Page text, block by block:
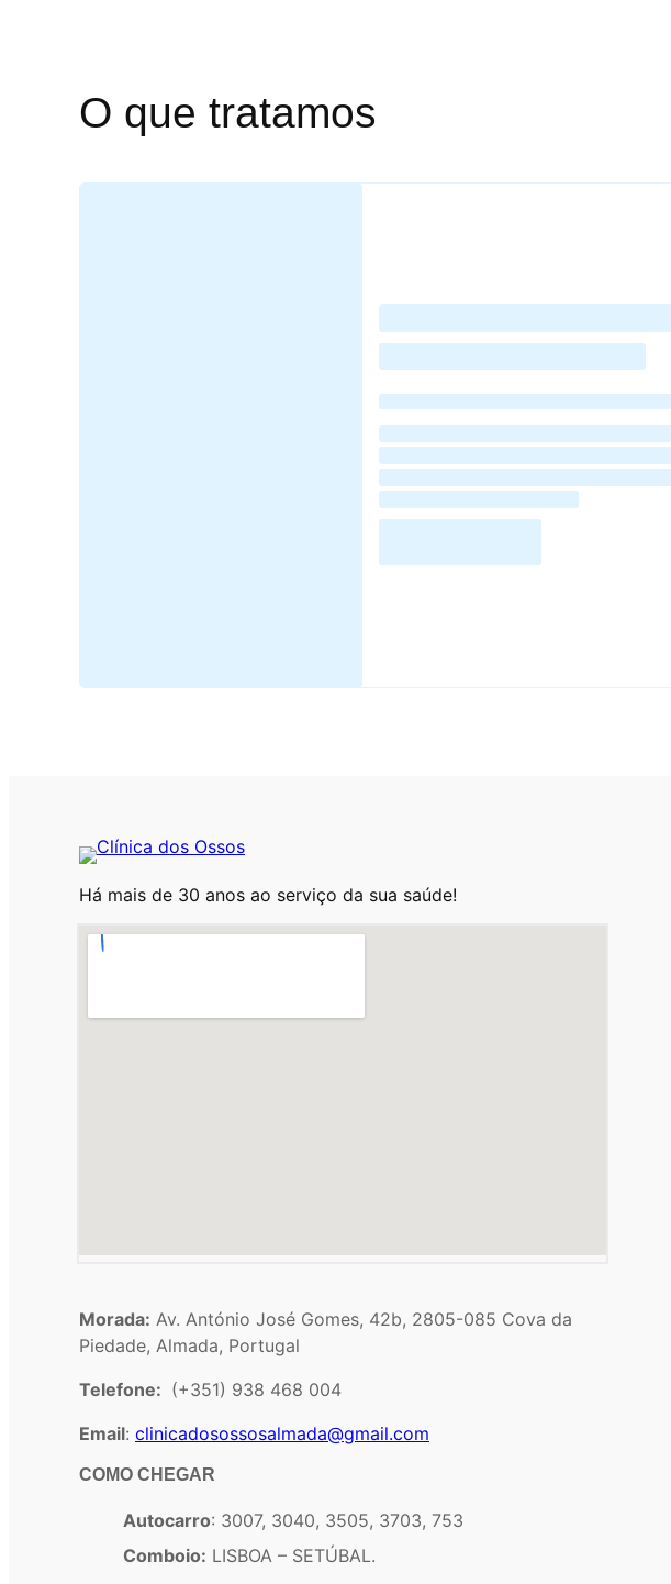
O que tratamos
Há mais de 30 anos ao serviço da sua saúde!
Morada: Av. António José Gomes, 42b, 2805-085 Cova da
Piedade, Almada, Portugal
Telefone: (+351) 938 468 004
Email: clinicadosossosalmada@gmail.com
COMO CHEGAR
Autocarro: 3007, 3040, 3505, 3703, 753
Comboio: LISBOA – SETÚBAL.